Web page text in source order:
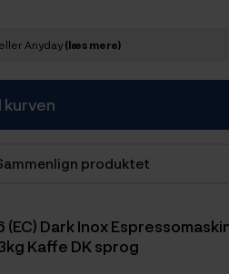
Anyday(læs mere)
kurven
produktet
Dark Inox
Kaffe DK sprog